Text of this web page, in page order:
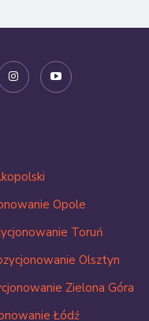
Opole
Toruń
Olsztyn
Zielona Góra
Łódź